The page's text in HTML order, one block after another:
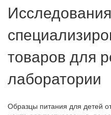
Исследования
товаров для
лаборатории
Образцы питания для детей